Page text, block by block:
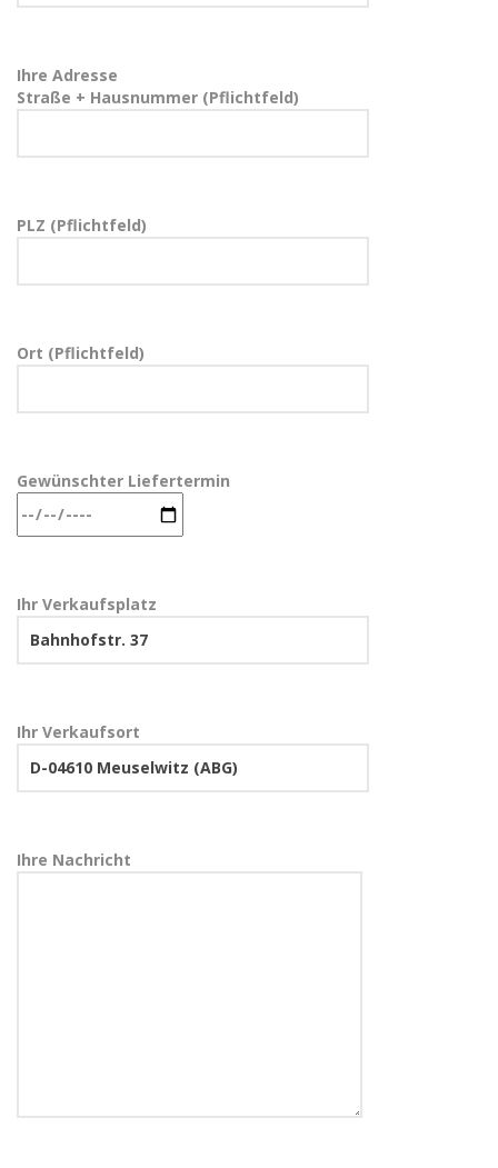
Ihre Adresse
Straße + Hausnummer (Pflichtfeld)
PLZ (Pflichtfeld)
Ort (Pflichtfeld)
Gewünschter Liefertermin
Ihr Verkaufsplatz
Ihr Verkaufsort
Ihre Nachricht